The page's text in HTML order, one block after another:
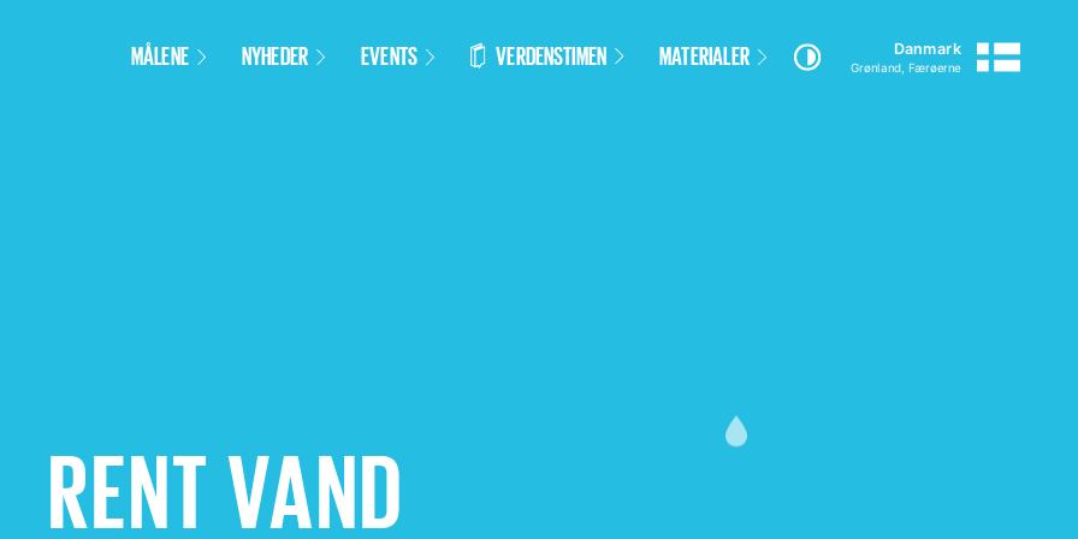
MÅLENE NYHEDER EVENTS VERDENSTIMEN MATERIALER Danmark
–
Grønland, Færøerne
RENT VAND